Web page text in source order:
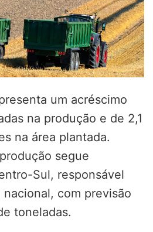
um acréscimo
na produção e de 2,1
na área plantada.
segue
Sul, responsável
com previsão
toneladas.